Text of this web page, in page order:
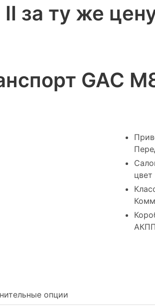
за ту же
GAC
АКПП
опции